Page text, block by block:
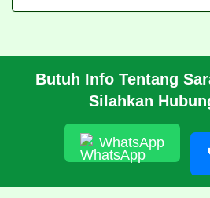
Butuh Info Tentang
Silahkan
WhatsApp
CARA PESAN
HUBUNGI KAMI
© 2026 https://pabrikrubber.com/
Rubber Running Track Lintasan Lari